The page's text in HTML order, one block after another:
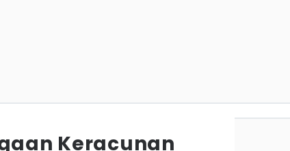
Keracunan